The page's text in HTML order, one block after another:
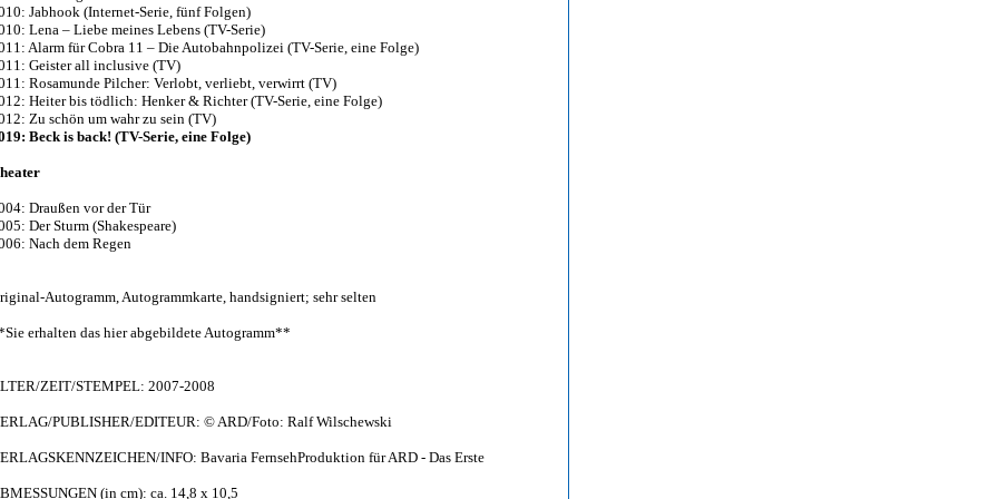
Jabhook (Internet-Serie, fünf Folgen)
Lena – Liebe meines Lebens (TV-Serie)
Alarm für Cobra 11 – Die Autobahnpolizei (TV-Serie, eine Folge)
Geister all inclusive (TV)
Rosamunde Pilcher: Verlobt, verliebt, verwirrt (TV)
Heiter bis tödlich: Henker & Richter (TV-Serie, eine Folge)
Zu schön um wahr zu sein (TV)
Beck is back! (TV-Serie, eine Folge)
Draußen vor der Tür
Der Sturm (Shakespeare)
Nach dem Regen
Autogramm, Autogrammkarte, handsigniert; sehr selten
erhalten das hier abgebildete Autogramm**
ZEIT/STEMPEL: 2007-2008
PUBLISHER/EDITEUR: © ARD/Foto: Ralf Wilschewski
INFO: Bavaria FernsehProduktion für ARD - Das Erste
(in cm): ca. 14,8 x 10,5